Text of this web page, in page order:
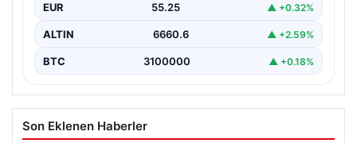
planında yer…
EUR 55.25 ▲ +0.32%
ALTIN 6660.6 ▲ +2.59%
BTC 3100000 ▲ +0.18%
Son Eklenen Haberler